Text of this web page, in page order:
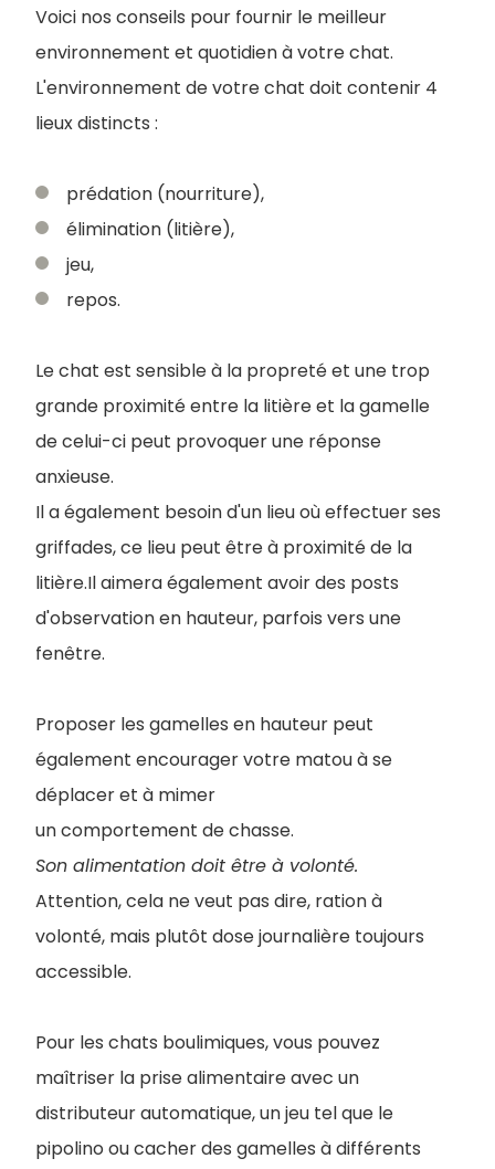
Voici nos conseils pour fournir le meilleur
environnement et quotidien à votre chat.
L'environnement de votre chat doit contenir 4
lieux distincts :
prédation (nourriture),
élimination (litière),
jeu,
repos.
Le chat est sensible à la propreté et une trop
grande proximité entre la litière et la gamelle
de celui-ci peut provoquer une réponse
anxieuse.
Il a également besoin d'un lieu où effectuer ses
griffades, ce lieu peut être à proximité de la
litière.Il aimera également avoir des posts
d'observation en hauteur, parfois vers une
fenêtre.
Proposer les gamelles en hauteur peut
également encourager votre matou à se
déplacer et à mimer
un comportement de chasse.
Son alimentation doit être à volonté.
Attention, cela ne veut pas dire, ration à
volonté, mais plutôt dose journalière toujours
accessible.
Pour les chats boulimiques, vous pouvez
maîtriser la prise alimentaire avec un
distributeur automatique, un jeu tel que le
pipolino ou cacher des gamelles à différents